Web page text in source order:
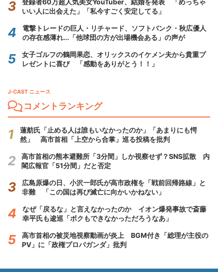
登録者60万超人気美女YouTuber、結婚を発表 「めっちゃ
いい人に出会えた」「私今すごく安定してる」
電撃トレードの巨人・リチャード、ソフトバンク・秋広優人
の存在感薄れ...「他球団の方が出場機会ある」の声が
女子ゴルフの鶴岡果恋、オリックスのイケメン夫から貴重プ
レゼントに喜び 「感動をありがとう！！」
J-CAST ニュース
コメントランキング
蓮舫氏「止める人は誰もいなかったのか」「あまりにも愕
然」 高市首相「上空から合掌」巡る投稿を批判
高市首相の熊本避難所「3分間」しか視察せず？SNS拡散 内
閣広報官「51分間」だと否定
広島原爆の日、小沢一郎氏が高市政権を「戦前回帰路線」と
非難 「この国は再び滅亡に向かいかねない」
なぜ「戻るな」と言えなかったのか イオン爆発事故で斎藤
幸平氏も逡巡「ボクもできなかっただろうなあ」
高市首相の被災地視察動画が炎上 BGM付き「総理が主役の
PV」に「政権プロパガンダ」批判